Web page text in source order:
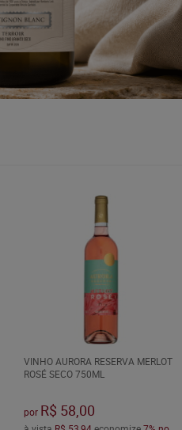
VINHO AURORA RESERVA MERLOT
ROSÉ SECO 750ML
por R$ 58,00